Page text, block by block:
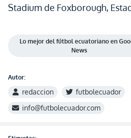
Stadium de Foxborough,
Lo mejor del fútbol ecuatoriano en
News
Autor:
redaccion
futbolecuador
info@futbolecuador.com